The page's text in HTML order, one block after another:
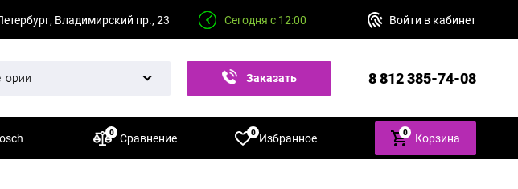
Владимирский пр., 23 Сегодня с 12:00 Войти в кабинет
Заказать 8 812 385-74-08
Сравнение
0 Избранное
0 0 Корзина